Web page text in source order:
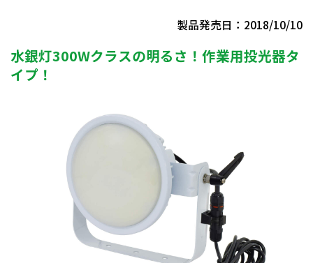
製品発売日：2018/10/10
水銀灯300Wクラスの明るさ！作業用投光器タ
イプ！